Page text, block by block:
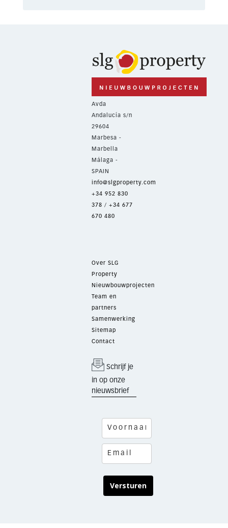
Avda
Andalucía s/n
29604
Marbesa -
Marbella
Málaga -
SPAIN
info@slgproperty.com
+34 952 830
378 / +34 677
670 480
Over SLG
Property
Nieuwbouwprojecten
Team en
partners
Samenwerking
Sitemap
Contact
Schrijf je
in op onze
nieuwsbrief
Versturen